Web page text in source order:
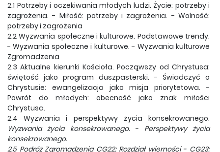
2.1 Potrzeby i oczekiwania młodych ludzi. Życie: potrzeby i
zagrożenia.- Miłość: potrzeby i zagrożenia. - Wolność:
potrzeby i zagrożenia
2.2 Wyzwania społeczne i kulturowe. Podstawowe trendy.
- Wyzwania społeczne i kulturowe.- Wyzwania kulturowe
Zgromadzenia
2.3 Aktualne kierunki Kościoła.Począwszy od Chrystusa:
świętość jako program duszpasterski. - Świadczyć o
Chrystusie: ewangelizacja jako misja priorytetowa. -
Powrót do młodych: obecność jako znak miłości
Chrystusa.
2.4 Wyzwania i perspektywy życia konsekrowanego.
Wyzwania życia konsekrowanego. - Perspektywy życia
konsekrowanego.
2.5 Podróż Zgromadzenia CG22: Rozdział wierności - CG23: